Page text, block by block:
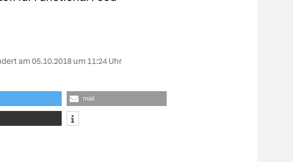
am05.10.2018um 11:24 Uhr
mail